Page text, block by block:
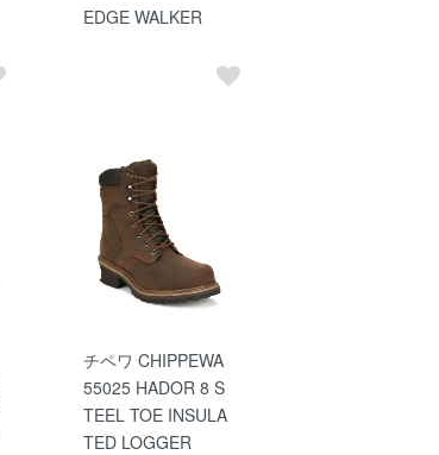
EDGE WALKER
チペワ CHIPPEWA
55025 HADOR 8 S
TEEL TOE INSULA
TED LOGGER